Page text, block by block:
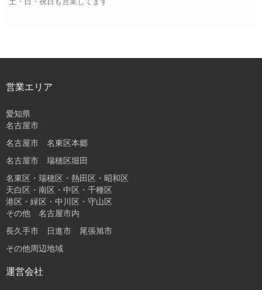
営業エリア
愛知県
名古屋市
名古屋市 名東区本郷
名古屋市 瑞穂区堀田
名東区・瑞穂区・熱田区・昭和区
天白区・南区・中区・千種区
港区・緑区・中川区・守山区
その他 名古屋市内
長久手市 日進市 尾張旭市
その他周辺地域
運営会社